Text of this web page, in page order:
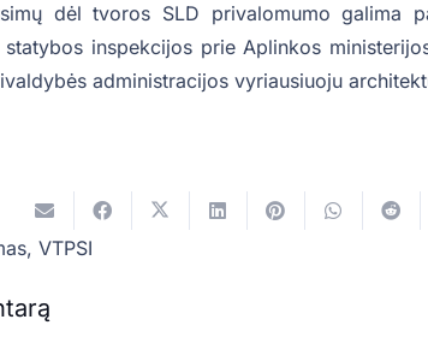
dėl tvoros SLD privalomumo galima
inspekcijos prie Aplinkos
administracijos vyriausiuoju
, VTPSI